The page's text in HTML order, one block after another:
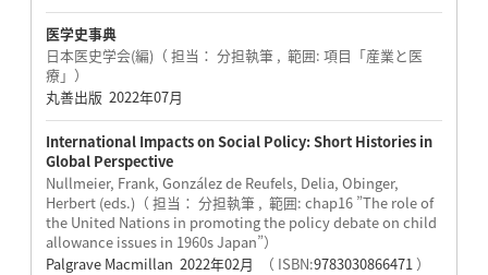
医学史事典
日本医史学会(編)（ 担当： 分担執筆 , 範囲: 項目「産業と医
療」）
丸善出版 2022年07月
International Impacts on Social Policy: Short Histories in
Global Perspective
Nullmeier, Frank, González de Reufels, Delia, Obinger,
Herbert (eds.)（ 担当： 分担執筆 , 範囲: chap16 ”The role of
the United Nations in promoting the policy debate on child
allowance issues in 1960s Japan”）
Palgrave Macmillan 2022年02月
（ ISBN:9783030866471 ）